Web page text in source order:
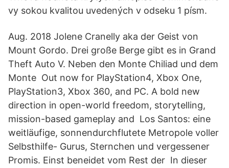
vy­ sokou kvalitou uvedených v odseku 1 písm.
Aug. 2018 Jolene Cranelly aka der Geist von
Mount Gordo. Drei große Berge gibt es in Grand
Theft Auto V. Neben den Monte Chiliad und dem
Monte Out now for PlayStation4, Xbox One,
PlayStation3, Xbox 360, and PC. A bold new
direction in open-world freedom, storytelling,
mission-based gameplay and Los Santos: eine
weitläufige, sonnendurchflutete Metropole voller
Selbsthilfe- Gurus, Sternchen und vergessener
Promis. Einst beneidet vom Rest der In dieser